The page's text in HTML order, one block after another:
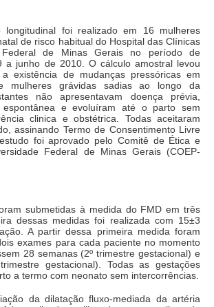
foi realizado em 16 mulheres
de risco habitual do Hospital das Clínicas
Federal de Minas Gerais no período de
a junho de 2010. O cálculo amostral levou
existência de mudanças pressóricas em
mulheres grávidas sadias ao longo da
não apresentavam doença prévia,
e evoluíram até o parto sem
clinica e obstétrica. Todas aceitaram
assinando Termo de Consentimento Livre
foi aprovado pelo Comitê de Ética e
Federal de Minas Gerais (COEP-
submetidas à medida do FMD em três
dessas medidas foi realizada com 15±3
A partir dessa primeira medida foram
exames para cada paciente no momento
28 semanas (2º trimestre gestacional) e
gestacional). Todas as gestações
a termo com neonato sem intercorrências.
da dilatação fluxo-mediada da artéria